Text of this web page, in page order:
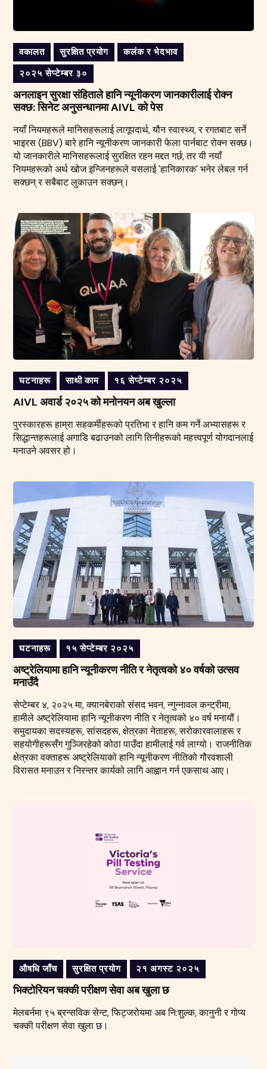
वकालत सुरक्षित प्रयोग
कलंक र भेदभाव
२०२५ सेप्टेम्बर ३०
अनलाइन सुरक्षा संहिताले हानि न्यूनीकरण जानकारीलाई रोक्न
सक्छ: सिनेट अनुसन्धानमा AIVL को पेस
नयाँ नियमहरूले मानिसहरूलाई लागूपदार्थ, यौन स्वास्थ्य, र रगतबाट सर्ने
भाइरस (BBV) बारे हानि न्यूनीकरण जानकारी फेला पार्नबाट रोक्न सक्छ।
यो जानकारीले मानिसहरूलाई सुरक्षित रहन मद्दत गर्छ, तर यी नयाँ
नियमहरूको अर्थ खोज इन्जिनहरूले यसलाई 'हानिकारक' भनेर लेबल गर्न
सक्छन् र सबैबाट लुकाउन सक्छन्।
घटनाहरू साथी काम १६ सेप्टेम्बर २०२५
AIVL अवार्ड २०२५ को मनोनयन अब खुल्ला
पुरस्कारहरू हाम्रा सहकर्मीहरूको प्रतिभा र हानि कम गर्ने अभ्यासहरू र
सिद्धान्तहरूलाई अगाडि बढाउनको लागि तिनीहरूको महत्त्वपूर्ण योगदानलाई
मनाउने अवसर हो।
घटनाहरू १५ सेप्टेम्बर २०२५
अष्ट्रेलियामा हानि न्यूनीकरण नीति र नेतृत्वको ४० वर्षको उत्सव
मनाउँदै
सेप्टेम्बर ४, २०२५ मा, क्यानबेराको संसद भवन, न्गुन्नावल कन्ट्रीमा,
हामीले अष्ट्रेलियामा हानि न्यूनीकरण नीति र नेतृत्वको ४० वर्ष मनायौं।
समुदायका सदस्यहरू, सांसदहरू, क्षेत्रका नेताहरू, सरोकारवालाहरू र
सहयोगीहरूसँग गुञ्जिरहेको कोठा पाउँदा हामीलाई गर्व लाग्यो। राजनीतिक
क्षेत्रका वक्ताहरू अष्ट्रेलियाको हानि न्यूनीकरण नीतिको गौरवशाली
विरासत मनाउन र निरन्तर कार्यको लागि आह्वान गर्न एकसाथ आए।
औषधि जाँच सुरक्षित प्रयोग २१ अगस्ट २०२५
भिक्टोरियन चक्की परीक्षण सेवा अब खुला छ
मेलबर्नमा ९५ ब्रन्सविक सेन्ट, फिट्जरोयमा अब नि:शुल्क, कानुनी र गोप्य
चक्की परीक्षण सेवा खुला छ।